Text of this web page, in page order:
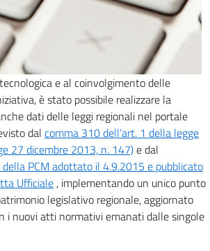
e al coinvolgimento delle
è stato possibile realizzare la
dati delle leggi regionali nel portale
dal comma 310 dell’art. 1 della legge
27 dicembre 2013, n. 147)e dal
PCM adottato il 4.9.2015 e pubblicato
Ufficiale , implementando un unico punto
legislativo regionale, aggiornato
i nuovi atti normativi emanati dalle singole